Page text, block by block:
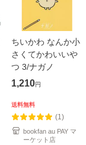
ちいかわ なんか小
さくてかわいいや
つ 3/ナガノ
1,210円
送料無料
(1)
bookfan au PAY マ
ーケット店